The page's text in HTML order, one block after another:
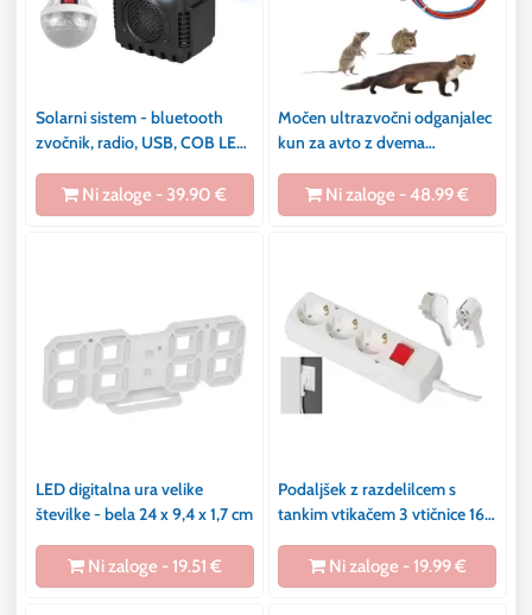
Solarni sistem - bluetooth
zvočnik, radio, USB, COB LED
Ni zaloge - 39.90 €
Močen ultrazvočni odganjalec
kun za avto z dvema
Ni zaloge - 48.99 €
LED digitalna ura velike
številke - bela 24 x 9,4 x 1,7 cm
Ni zaloge - 19.51 €
Podaljšek z razdelilcem s
tankim vtikačem 3 vtičnice 16A
Ni zaloge - 19.99 €